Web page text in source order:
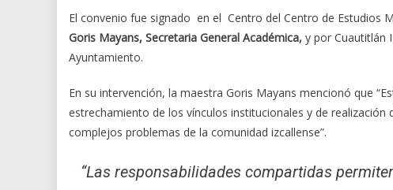
El convenio fue signado en el Centro del Centro de Estudios
Goris Mayans, Secretaria General Académica, y por Cuautitlán
Ayuntamiento.
En su intervención, la maestra Goris Mayans mencionó que
estrechamiento de los vínculos institucionales y de
complejos problemas de la comunidad izcallense”.
“Las responsabilidades compartidas